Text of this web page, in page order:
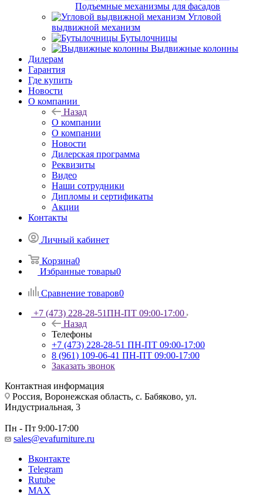
Подъемные механизмы для фасадов
Угловой
выдвижной механизм
Бутылочницы
Выдвижные колонны
Дилерам
Гарантия
Где купить
Новости
О компании
Назад
О компании
О компании
Новости
Дилерская программа
Реквизиты
Видео
Наши сотрудники
Дипломы и сертификаты
Акции
Контакты
Личный кабинет
Корзина0
Избранные товары0
Сравнение товаров0
+7 (473) 228-28-51ПН-ПТ 09:00-17:00
Назад
Телефоны
+7 (473) 228-28-51 ПН-ПТ 09:00-17:00
8 (961) 109-06-41 ПН-ПТ 09:00-17:00
Заказать звонок
Контактная информация
Россия, Воронежская область, с. Бабяково, ул.
Индустриальная, 3
Пн - Пт 9:00-17:00
sales@evafurniture.ru
Вконтакте
Telegram
Rutube
MAX